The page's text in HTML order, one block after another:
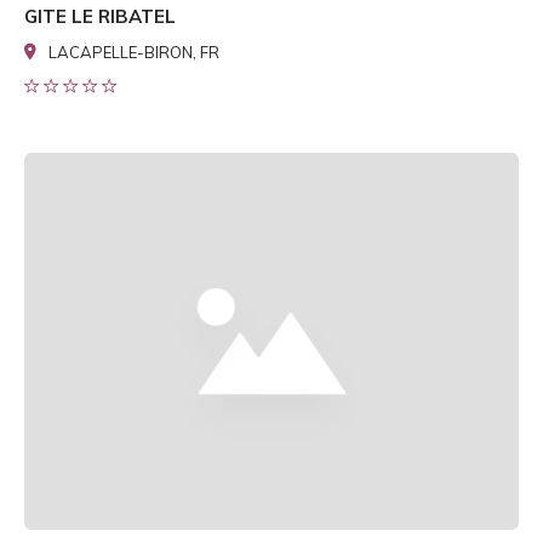
GITE LE RIBATEL
LACAPELLE-BIRON, FR